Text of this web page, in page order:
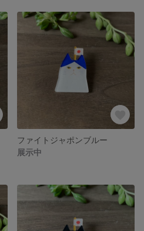
ファイトジャポンブルー
展示中